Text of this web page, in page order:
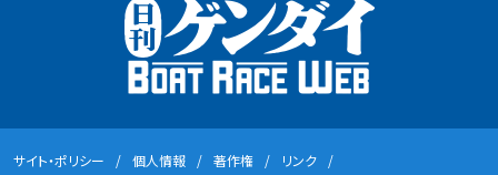
サイト・ポリシー 個⼈情報 著作権 リンク